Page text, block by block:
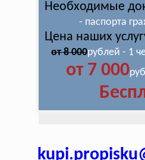
Необходимые
- паспорта
Цена наших
от 8 000рублей - 1
от 7 000